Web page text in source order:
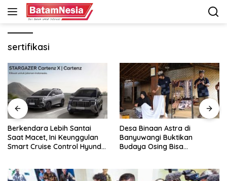
Langsung
sertifikasi
Desa Binaan Astra di
Banyuwangi Buktikan
Budaya Osing Bisa
GAC Catat Pertumbuhan
Pesat di Indonesia, Aion UT
Jadi Kontributor Terbesar